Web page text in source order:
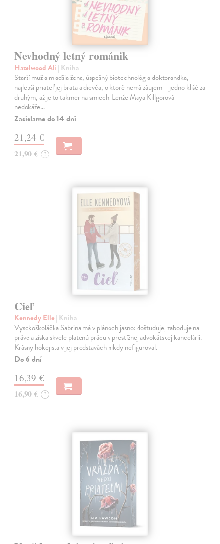
Nevhodný letný románik
Hazelwood Ali | Kniha
Starší muž a mladšia žena, úspešný biotechnológ a doktorandka,
najlepší priateľ jej brata a dievča, o ktoré nemá záujem – jedno klišé za
druhým, až je to takmer na smiech. Lenže Maya Killgorová
nedokáže…
Zasielame do 14 dní
21,24 €
21,90 € ?
Cieľ
Kennedy Elle | Kniha
Vysokoškoláčka Sabrina má v plánoch jasno: doštuduje, zaboduje na
práve a získa skvele platenú prácu v prestížnej advokátskej kancelárii.
Krásny hokejista v jej predstavách nikdy nefiguroval.
Do 6 dní
16,39 €
16,90 € ?